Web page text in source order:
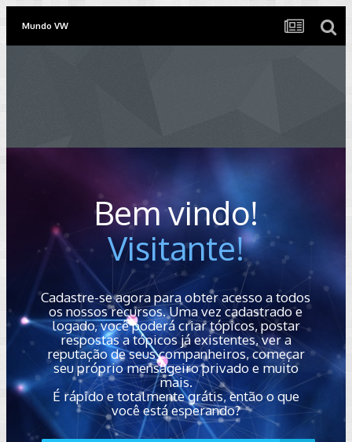
Mundo VW
Bem vindo!
Visitante!
Cadastre-se agora para obter acesso a todos
os nossos recursos. Uma vez cadastrado e
logado, você poderá criar tópicos, postar
respostas a tópicos já existentes, ver a
reputação de seus companheiros, começar
seu próprio mensageiro privado e muito
mais.
É rápido e totalmente grátis, então o que
você está esperando?